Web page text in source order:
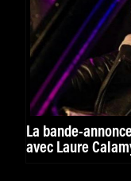
La bande-
avec Laure